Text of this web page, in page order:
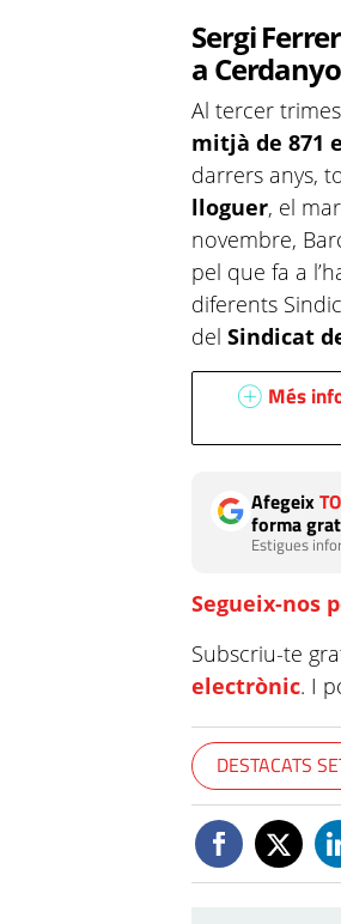
Sergi
a
Al tercer
mitjà de 871
darrers anys,
lloguer, el
novembre,
pel que fa a
diferents
delSindicat
Més
Afegeix
forma
Estigues
Segueix-nos
Subscriu-te
electrònic. I
DESTACATS